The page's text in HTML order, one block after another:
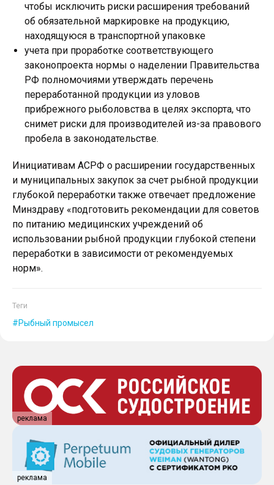
чтобы исключить риски расширения требований
об обязательной маркировке на продукцию,
находящуюся в транспортной упаковке
учета при проработке соответствующего
законопроекта нормы о наделении Правительства
РФ полномочиями утверждать перечень
переработанной продукции из уловов
прибрежного рыболовства в целях экспорта, что
снимет риски для производителей из-за правового
пробела в законодательстве.
Инициативам АСРФ о расширении государственных
и муниципальных закупок за счет рыбной продукции
глубокой переработки также отвечает предложение
Минздраву «подготовить рекомендации для советов
по питанию медицинских учреждений об
использовании рыбной продукции глубокой степени
переработки в зависимости от рекомендуемых
норм».
Теги
Рыбный промысел
реклама
реклама